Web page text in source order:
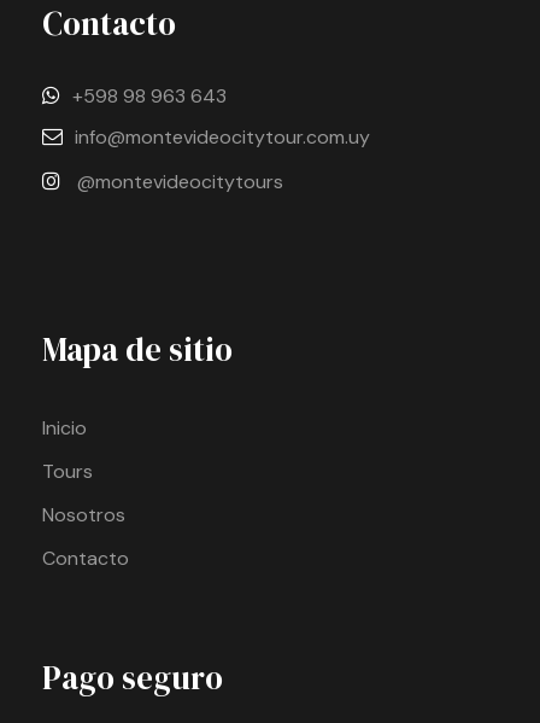
Contacto
+598 98 963 643
info@montevideocitytour.com.uy
@montevideocitytours
Mapa de sitio
Inicio
Tours
Nosotros
Contacto
Pago seguro